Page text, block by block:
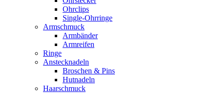
Ohrclips
Single-Ohrringe
Armschmuck
Armbänder
Armreifen
Ringe
Anstecknadeln
Broschen & Pins
Hutnadeln
Haarschmuck